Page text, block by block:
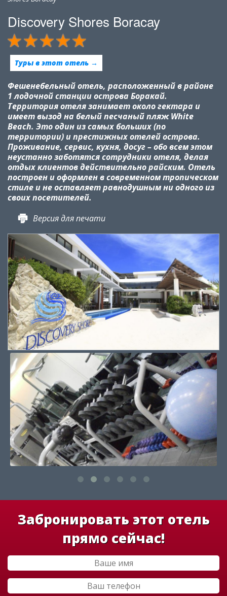
Discovery Shores Boracay
Туры в этот отель →
Фешенебельный отель, расположенный в районе
1 лодочной станции острова Боракай.
Территория отеля занимает около гектара и
имеет вызод на белый песчаный пляжWhite
Beach. Это один из самых больших (по
территории) и престижных отелей острова.
Проживание, сервис, кухня, досуг – обо всем этом
неустанно заботятся сотрудники отеля, делая
отдых клиентов действительно райским. Отель
построен и оформлен в современном тропическом
стиле и не оставляет равнодушным ни одного из
своих посетителей.
Версия для печати
Забронировать этот отель
прямо сейчас!